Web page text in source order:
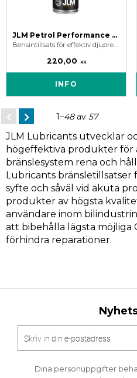
JLM Petrol Performance Fuel System Cleaner - Bensintillsats
Bensintillsats för effektiv djuprengörande bränslesystem rengöring.
220,00 KR
INFO
1–48av 57
JLM Lubricants utvecklar
högeffektiva produkter för
bränslesystem rena och
Lubricants
syfte och såväl vid akuta
produkter av högsta
användare inom
att bibehålla lägsta möjliga
förhindra reparationer.
Dina personuppgifter